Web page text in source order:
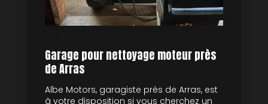
Garage pour nettoyage moteur près
de Arras
Albe Motors, garagiste près de Arras, est
à votre disposition si vous cherchez un